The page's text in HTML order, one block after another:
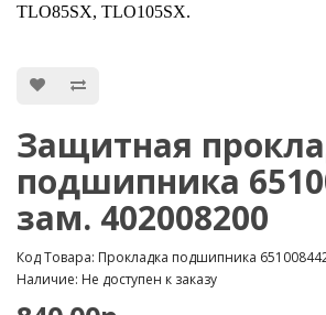
TLO85SX, TLO105SX.
Защитная
подшипника
зам. 402008200
Код Товара: Прокладка подшипника
Наличие: Не доступен к заказу